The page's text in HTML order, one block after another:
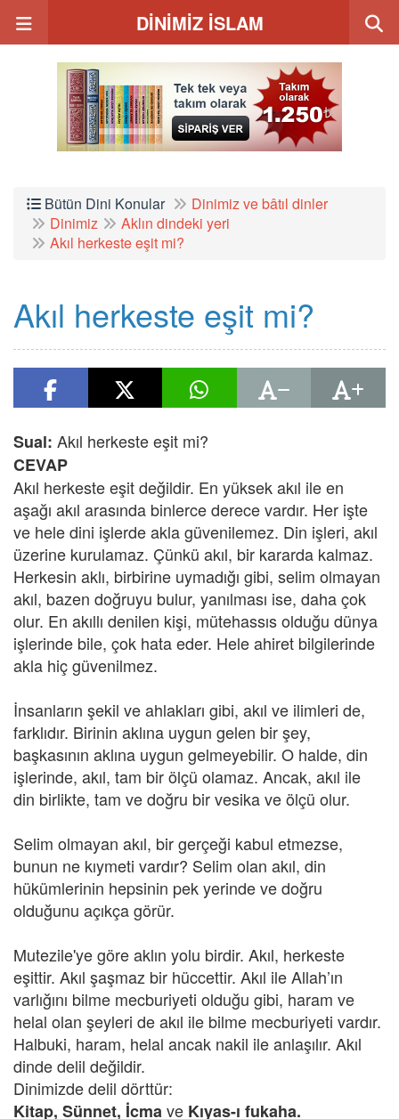
DİNİMİZ İSLAM
Bütün Dini Konular
Dinimiz ve bâtıl dinler
Dinimiz
Aklın dindeki yeri
Akıl herkeste eşit mi?
Akıl herkeste eşit mi?
Sual: Akıl herkeste eşit mi?
CEVAP
Akıl herkeste eşit değildir. En yüksek akıl ile en
aşağı akıl arasında binlerce derece vardır. Her işte
ve hele dini işlerde akla güvenilemez. Din işleri, akıl
üzerine kurulamaz. Çünkü akıl, bir kararda kalmaz.
Herkesin aklı, birbirine uymadığı gibi, selim olmayan
akıl, bazen doğruyu bulur, yanılması ise, daha çok
olur. En akıllı denilen kişi, mütehassıs olduğu dünya
işlerinde bile, çok hata eder. Hele ahiret bilgilerinde
akla hiç güvenilmez.
İnsanların şekil ve ahlakları gibi, akıl ve ilimleri de,
farklıdır. Birinin aklına uygun gelen bir şey,
başkasının aklına uygun gelmeyebilir. O halde, din
işlerinde, akıl, tam bir ölçü olamaz. Ancak, akıl ile
din birlikte, tam ve doğru bir vesika ve ölçü olur.
Selim olmayan akıl, bir gerçeği kabul etmezse,
bunun ne kıymeti vardır? Selim olan akıl, din
hükümlerinin hepsinin pek yerinde ve doğru
olduğunu açıkça görür.
Mutezile'ye göre aklın yolu birdir. Akıl, herkeste
eşittir. Akıl şaşmaz bir hüccettir. Akıl ile Allah’ın
varlığını bilme mecburiyeti olduğu gibi, haram ve
helal olan şeyleri de akıl ile bilme mecburiyeti vardır.
Halbuki, haram, helal ancak nakil ile anlaşılır. Akıl
dinde delil değildir.
Dinimizde delil dörttür:
Kitap, Sünnet, İcmave Kıyas-ı fukaha.